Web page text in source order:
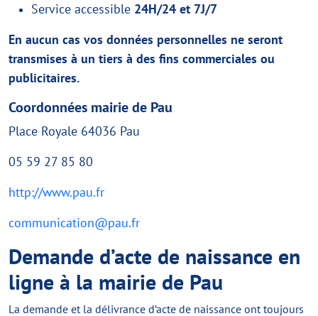
Service accessible 24H/24 et 7J/7
En aucun cas vos données personnelles ne seront
transmises à un tiers à des fins commerciales ou
publicitaires.
+−
©OpenStreetMapcontributors
Coordonnées mairie de Pau
Place Royale 64036 Pau
05 59 27 85 80
http://www.pau.fr
communication@pau.fr
Demande d’acte de naissance en
ligne à la mairie de Pau
La demande et la délivrance d’acte de naissance ont toujours